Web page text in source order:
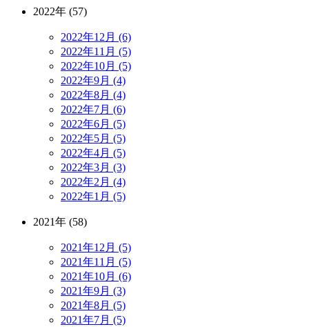
2022年 (57)
2022年12月 (6)
2022年11月 (5)
2022年10月 (5)
2022年9月 (4)
2022年8月 (4)
2022年7月 (6)
2022年6月 (5)
2022年5月 (5)
2022年4月 (5)
2022年3月 (3)
2022年2月 (4)
2022年1月 (5)
2021年 (58)
2021年12月 (5)
2021年11月 (5)
2021年10月 (6)
2021年9月 (3)
2021年8月 (5)
2021年7月 (5)